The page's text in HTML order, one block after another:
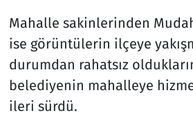
Mahalle sakinlerinden
ise görüntülerin ilçeye
durumdan rahatsız
belediyenin mahalleye
ileri sürdü.